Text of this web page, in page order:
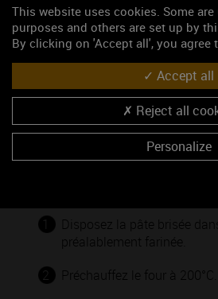
INGRÉDIENTS
300 gr de crème fraîche
3 oeufs
Fromage râpé (facultatif)
Disposez la pâte brisée
préalablement farinée.
2
Préchauffez le four à 200°C.
This website uses cookies. Some
purposes and others are set up by
By clicking on 'Accept all', you agree
Accept all
Reject all
Personalize